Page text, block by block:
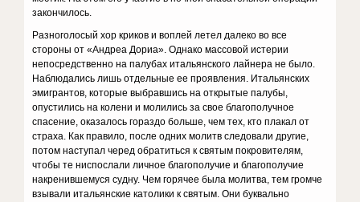
закончилось.
Разноголосый хор криков и воплей летел далеко во все
стороны от «Андреа Дориа». Однако массовой истерии
непосредственно на палубах итальянского лайнера не было.
Наблюдались лишь отдельные ее проявления. Итальянских
эмигрантов, которые выбравшись на открытые палубы,
опустились на колени и молились за свое благополучное
спасение, оказалось гораздо больше, чем тех, кто плакал от
страха. Как правило, после одних молитв следовали другие,
потом наступал черед обратиться к святым покровителям,
чтобы те ниспослали личное благополучие и благополучие
накренившемуся судну. Чем горячее была молитва, тем громче
взывали итальянские католики к святым. Они буквально